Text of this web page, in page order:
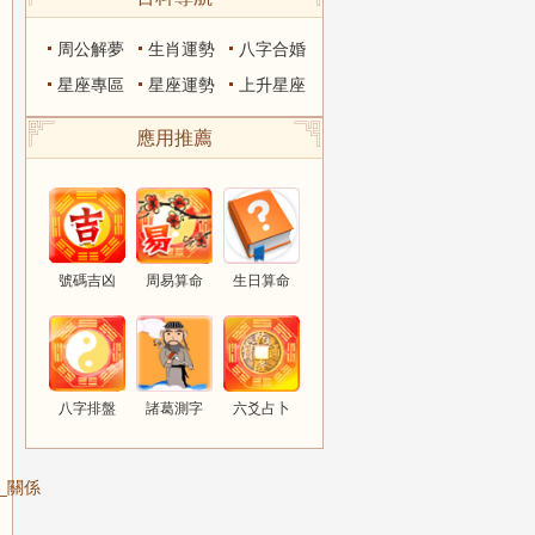
關係
周公解夢 生肖運勢
八字合婚
星座專區
星座運勢 上升星座
應用推薦
號碼吉凶 周易算命 生日算命
八字排盤 諸葛測字 六爻占卜